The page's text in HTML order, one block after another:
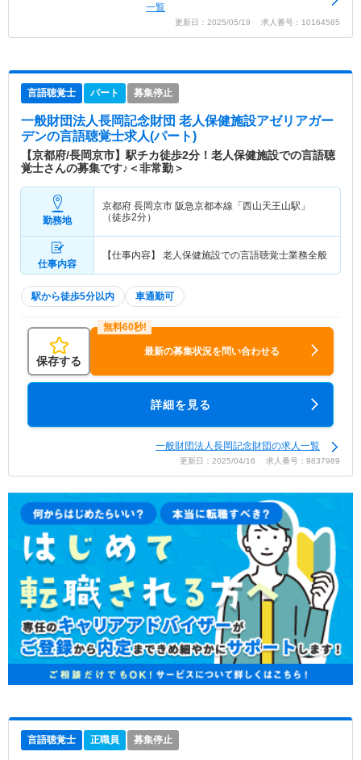
一覧
更新日：2025/05/19 求人番号：10164585
言語聴覚士 パート 募集停止
一般財団法人長岡記念財団 老人保健施設アゼリアガー
デンの言語聴覚士求人(パート)
【京都府/長岡京市】駅チカ徒歩2分！老人保健施設での言語聴
覚士さんの募集です♪＜非常勤＞
勤務地
京都府 長岡京市 阪急京都本線「西山天王山駅」
（徒歩2分）
仕事内容
【仕事内容】 老人保健施設での言語聴覚士業務全般
駅から徒歩5分以内 車通勤可
保存する
最新の募集状況を問い合わせる
詳細を見る
一般財団法人長岡記念財団の求人一覧
更新日：2025/04/16 求人番号：9837989
言語聴覚士 正職員 募集停止